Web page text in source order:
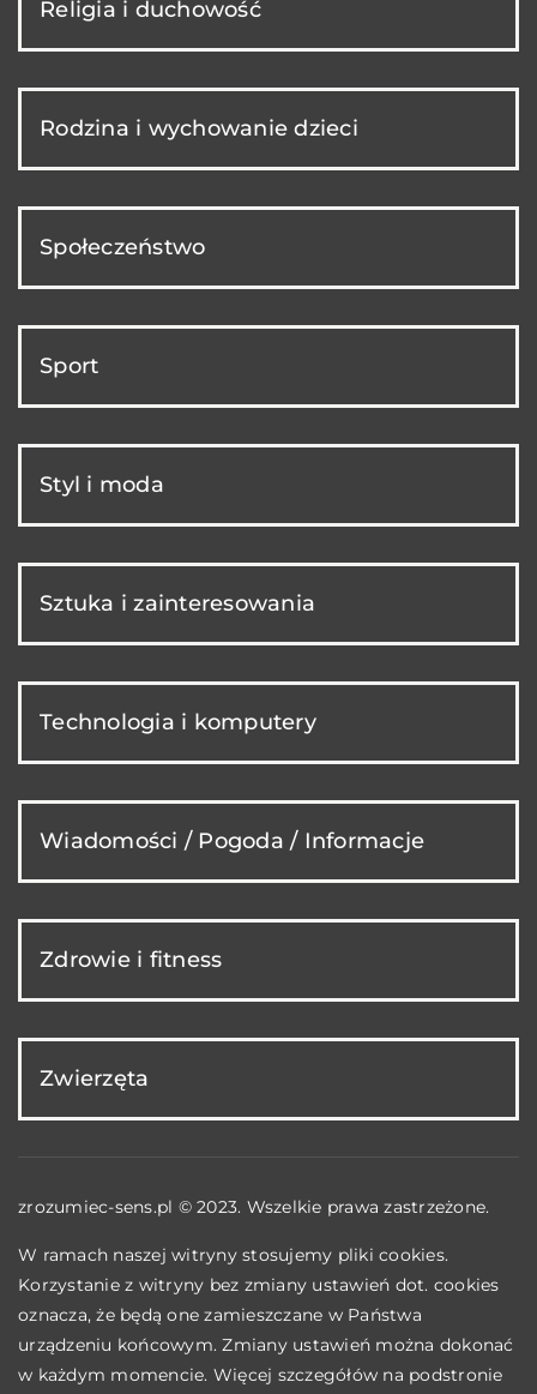
Religia i duchowość
Rodzina i wychowanie dzieci
Społeczeństwo
Sport
Styl i moda
Sztuka i zainteresowania
Technologia i komputery
Wiadomości / Pogoda / Informacje
Zdrowie i fitness
Zwierzęta
zrozumiec-sens.pl © 2023. Wszelkie prawa zastrzeżone.
W ramach naszej witryny stosujemy pliki cookies.
Korzystanie z witryny bez zmiany ustawień dot. cookies
oznacza, że będą one zamieszczane w Państwa
urządzeniu końcowym. Zmiany ustawień można dokonać
w każdym momencie. Więcej szczegółów na podstronie